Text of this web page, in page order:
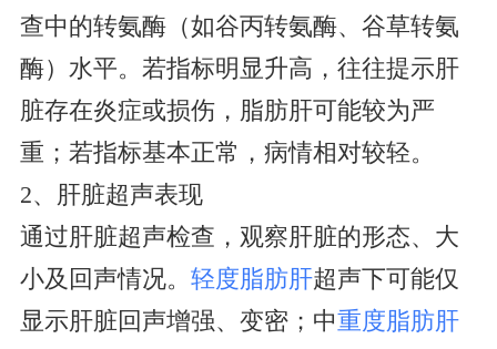
查中的转氨酶（如谷丙转氨酶、谷草转氨
酶）水平。若指标明显升高，往往提示肝
脏存在炎症或损伤，脂肪肝可能较为严
重；若指标基本正常，病情相对较轻。
2、肝脏超声表现
通过肝脏超声检查，观察肝脏的形态、大
小及回声情况。 轻度脂肪肝超声下可能仅
显示肝脏回声增强、变密；中重度脂肪肝